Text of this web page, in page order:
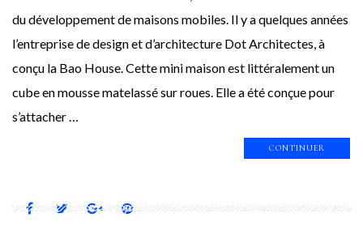
du développement de maisons mobiles. Il y a quelques années
l’entreprise de design et d’architecture Dot Architectes, à
conçu la Bao House. Cette mini maison est littéralement un
cube en mousse matelassé sur roues. Elle a été conçue pour
s’attacher …
CONTINUER